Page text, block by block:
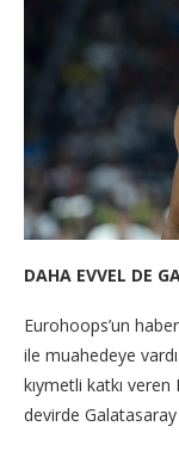
DAHA EVVEL DE
Eurohoops’un
ile muahedeye
kıymetli katkı
devirde